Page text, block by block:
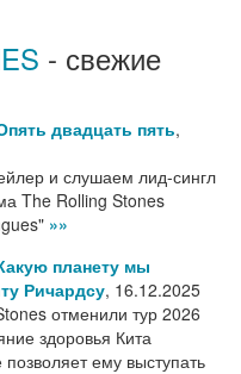
- свежие
двадцать пять,
и слушаем лид-сингл
The Rolling Stones
»»
планету мы
Ричардсу, 16.12.2025
отменили тур 2026
здоровья Кита
ему выступать